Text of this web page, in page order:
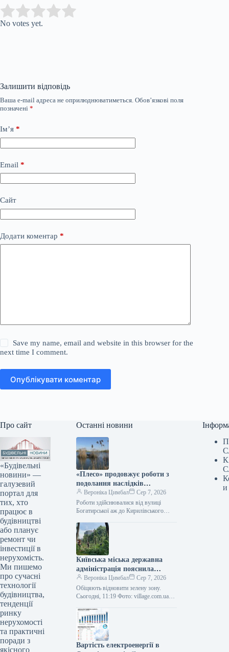
Rate this item:
No votes yet.
Залишити відповідь
Ваша e-mail адреса не оприлюднюватиметься. Обов’язкові поля
позначені *
Ім’я *
Email *
Сайт
Додати коментар *
Save my name, email and website in this browser for the
next time I comment.
Опублікувати коментар
Про сайт
«Будівельні
новини» —
галузевий
портал для
тих, хто
працює в
будівництві
або планує
ремонт чи
інвестиції в
нерухомість.
Ми пишемо
про сучасні
технології
будівництва,
тенденції
ринку
нерухомості
та практичні
поради з
якісного
Останні новини
«Плесо» продовжує роботи з
подолання наслідків
забруднення Кирилівського
озера та струмка Сирець.
Вероніка Цимбал
Сер 7, 2026
Роботи здійснювалися від вулиці
Богатирської аж до Кирилівського
напрямку витоку забруднення.
Сьогодні, 10:15…
Київська міська державна
адміністрація пояснила
причини масштабної вирубки
дерев у районі Теремки.
Вероніка Цимбал
Сер 7, 2026
Обіцяють відновити зелену зону.
Сьогодні, 11:19 Фото: village.com.ua
Вилучення частини зелених насаджень
на масиві Теремки є…
Вартість електроенергії в
и